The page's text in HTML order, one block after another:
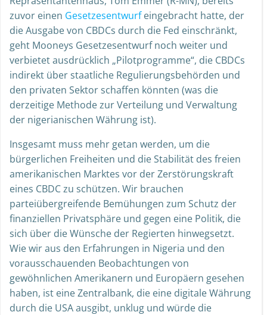
zuvor einen Gesetzesentwurfeingebracht hatte, der
die Ausgabe von CBDCs durch die Fed einschränkt,
geht Mooneys Gesetzesentwurf noch weiter und
verbietet ausdrücklich „Pilotprogramme“, die CBDCs
indirekt über staatliche Regulierungsbehörden und
den privaten Sektor schaffen könnten (was die
derzeitige Methode zur Verteilung und Verwaltung
der nigerianischen Währung ist).
Insgesamt muss mehr getan werden, um die
bürgerlichen Freiheiten und die Stabilität des freien
amerikanischen Marktes vor der Zerstörungskraft
eines CBDC zu schützen. Wir brauchen
parteiübergreifende Bemühungen zum Schutz der
finanziellen Privatsphäre und gegen eine Politik, die
sich über die Wünsche der Regierten hinwegsetzt.
Wie wir aus den Erfahrungen in Nigeria und den
vorausschauenden Beobachtungen von
gewöhnlichen Amerikanern und Europäern gesehen
haben, ist eine Zentralbank, die eine digitale Währung
durch die USA ausgibt, unklug und würde die